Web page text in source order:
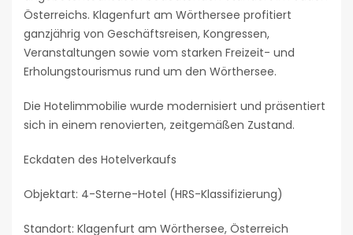
Österreichs. Klagenfurt am Wörthersee profitiert
ganzjährig von Geschäftsreisen, Kongressen,
Veranstaltungen sowie vom starken Freizeit- und
Erholungstourismus rund um den Wörthersee.
Die Hotelimmobilie wurde modernisiert und präsentiert
sich in einem renovierten, zeitgemäßen Zustand.
Eckdaten des Hotelverkaufs
Objektart: 4-Sterne-Hotel (HRS-Klassifizierung)
Standort: Klagenfurt am Wörthersee, Österreich